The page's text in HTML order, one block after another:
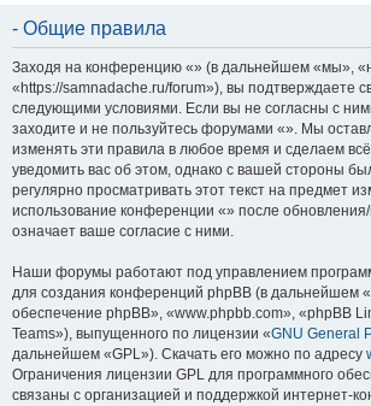
- Общие правила
Заходя на конференцию «» (в дальнейшем «мы»,
«https://samnadache.ru/forum»), вы подтверждаете
следующими условиями. Если вы не согласны с
заходите и не пользуйтесь форумами «». Мы
изменять эти правила в любое время и сделаем
уведомить вас об этом, однако с вашей стороны
регулярно просматривать этот текст на предмет
использование конференции «» после
означает ваше согласие с ними.
Наши форумы работают под управлением
для создания конференций phpBB (в дальнейшем
обеспечение phpBB», «www.phpbb.com», «phpBB
Teams»), выпущенного по лицензии «GNU General
дальнейшем «GPL»). Скачать его можно по адресу
Ограничения лицензии GPL для программного
связаны с организацией и поддержкой интернет-